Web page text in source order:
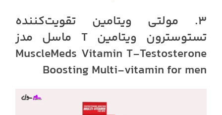
3. مولتی ویتامین تقویت‌کننده
تستوسترون ویتامین T ماسل مدز
MuscleMeds Vitamin T-Testosterone
Boosting Multi-vitamin for men